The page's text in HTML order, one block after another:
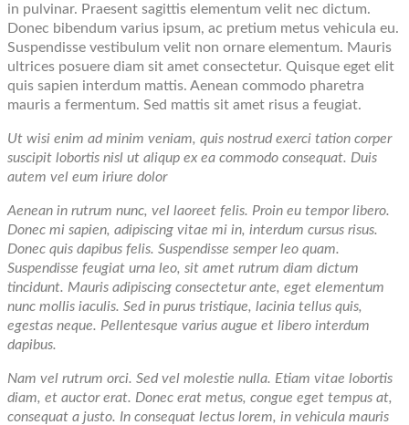
in pulvinar. Praesent sagittis elementum velit nec dictum.
Donec bibendum varius ipsum, ac pretium metus vehicula eu.
Suspendisse vestibulum velit non ornare elementum. Mauris
ultrices posuere diam sit amet consectetur. Quisque eget elit
quis sapien interdum mattis. Aenean commodo pharetra
mauris a fermentum. Sed mattis sit amet risus a feugiat.
Ut wisi enim ad minim veniam, quis nostrud exerci tation corper
suscipit lobortis nisl ut aliqup ex ea commodo consequat. Duis
autem vel eum iriure dolor
Aenean in rutrum nunc, vel laoreet felis. Proin eu tempor libero.
Donec mi sapien, adipiscing vitae mi in, interdum cursus risus.
Donec quis dapibus felis. Suspendisse semper leo quam.
Suspendisse feugiat urna leo, sit amet rutrum diam dictum
tincidunt. Mauris adipiscing consectetur ante, eget elementum
nunc mollis iaculis. Sed in purus tristique, lacinia tellus quis,
egestas neque. Pellentesque varius augue et libero interdum
dapibus.
Nam vel rutrum orci. Sed vel molestie nulla. Etiam vitae lobortis
diam, et auctor erat. Donec erat metus, congue eget tempus at,
consequat a justo. In consequat lectus lorem, in vehicula mauris